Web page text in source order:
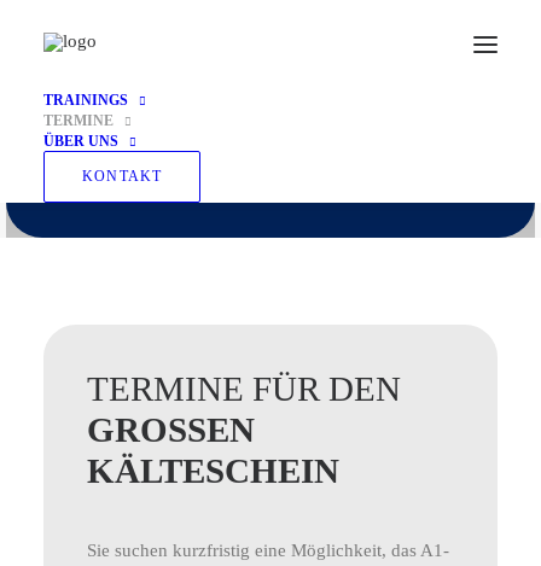
TRAININGS
TERMINE
ÜBER UNS
KONTAKT
Akademie Zunft
TERMINE FÜR DEN
GROSSEN K
ÄLTESCHEIN
Sie suchen kurzfristig eine Möglichkeit, das A1-